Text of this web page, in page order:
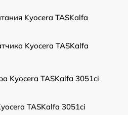
Kyocera TASKalfa
Kyocera TASKalfa
Kyocera TASKalfa 3051ci
TASKalfa 3051ci